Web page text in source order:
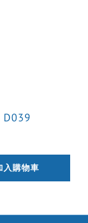
D039
入購物車